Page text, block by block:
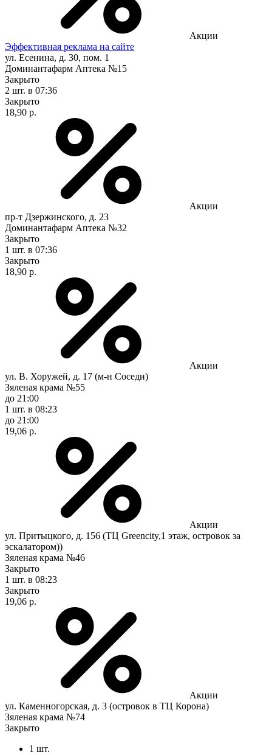
Акции
Эффективная реклама на сайте
ул. Есенина, д. 30, пом. 1
Доминантафарм Аптека №15
Закрыто
2 шт. в 07:36
Закрыто
18,90 р.
Акции
пр-т Дзержинского, д. 23
Доминантафарм Аптека №32
Закрыто
1 шт. в 07:36
Закрыто
18,90 р.
Акции
ул. В. Хоружей, д. 17 (м-н Соседи)
Зяленая крама №55
до 21:00
1 шт. в 08:23
до 21:00
19,06 р.
Акции
ул. Притыцкого, д. 156 (ТЦ Greencity,1 этаж, островок за
эскалатором))
Зяленая крама №46
Закрыто
1 шт. в 08:23
Закрыто
19,06 р.
Акции
ул. Каменногорская, д. 3 (островок в ТЦ Корона)
Зяленая крама №74
Закрыто
1 шт.